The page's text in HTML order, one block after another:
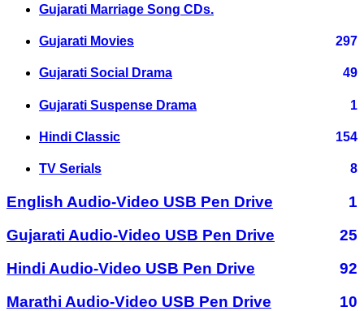
Gujarati Marriage Song CDs.
Gujarati Movies 297
Gujarati Social Drama 49
Gujarati Suspense Drama 1
Hindi Classic 154
TV Serials 8
English Audio-Video USB Pen Drive
1
Gujarati Audio-Video USB Pen Drive
25
Hindi Audio-Video USB Pen Drive
92
Marathi Audio-Video USB Pen Drive
10